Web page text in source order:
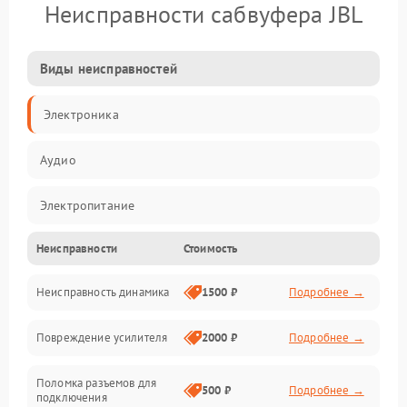
Неисправности сабвуфера JBL
Виды неисправностей
Электроника
Аудио
Электропитание
Электронные компоненты
Механика
Управление
Корпус/Герметичность
Неисправности Стоимость
Неисправность динамика 1500 ₽ Подробнее →
Повреждение усилителя 2000 ₽ Подробнее →
Поломка разъемов для
подключения
500 ₽ Подробнее →